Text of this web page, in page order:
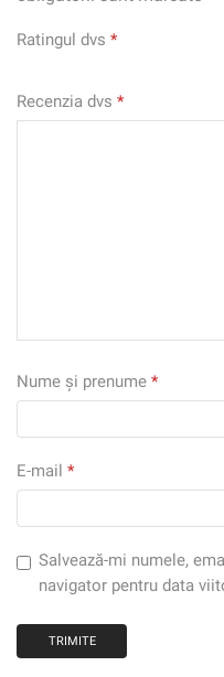
Ratingul dvs *
Recenzia dvs *
Nume și prenume *
E-mail *
Salvează-mi numele,
navigator pentru data